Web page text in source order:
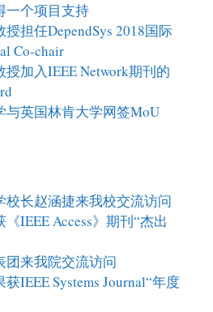
一个项目支持
担任DependSys 2018国际
Co-chair
授加入IEEE Network期刊的
与英国林肯大学网签MoU
校长赵涵捷来我校交流访问
IEEE Access》期刊“杰出
团来我院交流访问
IEEE Systems Journal“年度